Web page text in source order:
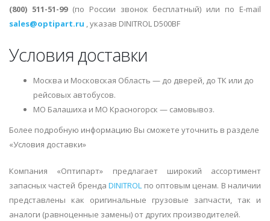
(800) 511-51-99(по России звонок бесплатный) или по E-mail
sales@optipart.ru , указав DINITROL D500BF
Условия доставки
Москва и Московская Область — до дверей, до ТК или до
рейсовых автобусов.
МО Балашиха и МО Красногорск — самовывоз.
Более подробную информацию Вы сможете уточнить в разделе
«Условия доставки»
Компания «Оптипарт» предлагает широкий ассортимент
запасных частей брендаDINITROL по оптовым ценам. В наличии
представлены как оригинальные грузовые запчасти, так и
аналоги (равноценные замены) от других производителей.